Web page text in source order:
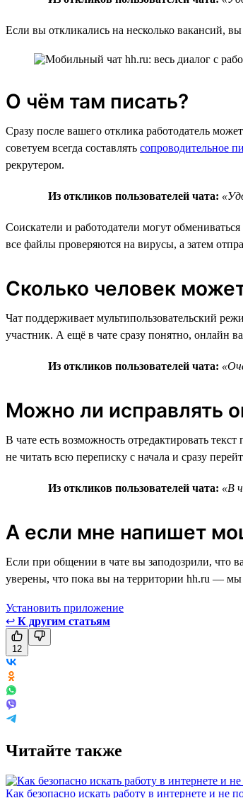
Если вы откликались на несколько вакансий,
О чём там писать?
Сразу после вашего отклика работодатель
советуем всегда составлять сопроводительное
рекрутером.
Из откликов пользователей чата:
Соискатели и работодатели могут
все файлы проверяются на вирусы, а затем
Сколько человек
Чат поддерживает мультипользовательский
участник. А ещё в чате сразу понятно, онлайн
Из откликов пользователей чата:
Можно ли исправлять
В чате есть возможность отредактировать
не читать всю переписку с начала и сразу
Из откликов пользователей чата: «В
А если мне напишет
Если при общении в чате вы заподозрили, что
уверены, что пока вы на территории hh.ru — мы
Установить приложение
↩ К другим статьям
12
Читайте также
Как безопасно искать работу в интернете и не